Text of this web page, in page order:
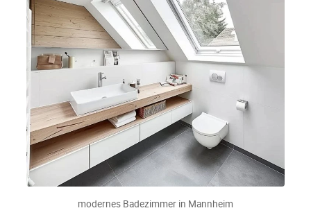
modernes Badezimmer in Mannheim